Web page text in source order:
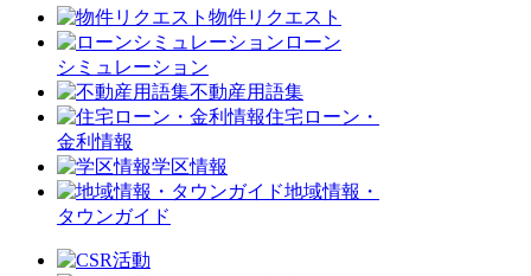
物件リクエスト
ローン
シミュレーション
不動産用語集
住宅ローン・
金利情報
学区情報
地域情報・
タウンガイド